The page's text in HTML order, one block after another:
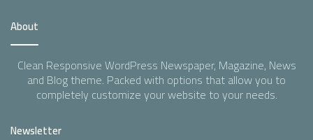
About
Clean Responsive WordPress Newspaper, Magazine, News
and Blog theme. Packed with options that allow you to
completely customize your website to your needs.
Newsletter